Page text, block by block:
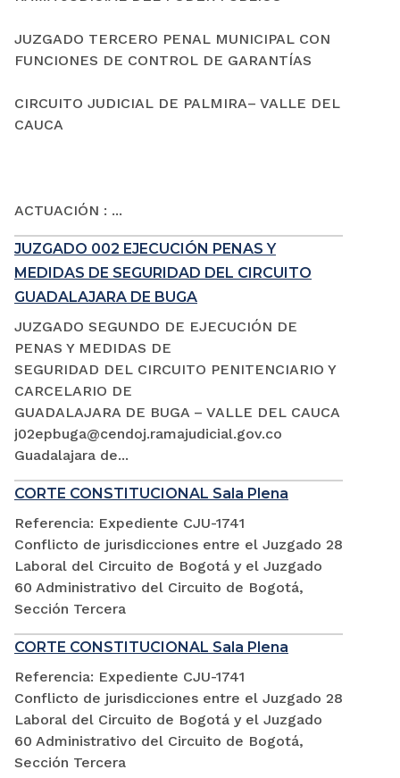
JUZGADO TERCERO PENAL MUNICIPAL CON
FUNCIONES DE CONTROL DE GARANTÍAS
CIRCUITO JUDICIAL DE PALMIRA– VALLE DEL
CAUCA
ACTUACIÓN : ...
JUZGADO 002 EJECUCIÓN PENAS Y
MEDIDAS DE SEGURIDAD DEL CIRCUITO
GUADALAJARA DE BUGA
JUZGADO SEGUNDO DE EJECUCIÓN DE
PENAS Y MEDIDAS DE
SEGURIDAD DEL CIRCUITO PENITENCIARIO Y
CARCELARIO DE
GUADALAJARA DE BUGA – VALLE DEL CAUCA
j02epbuga@cendoj.ramajudicial.gov.co
Guadalajara de...
CORTE CONSTITUCIONAL Sala Plena
Referencia: Expediente CJU-1741
Conflicto de jurisdicciones entre el Juzgado 28
Laboral del Circuito de Bogotá y el Juzgado
60 Administrativo del Circuito de Bogotá,
Sección Tercera
CORTE CONSTITUCIONAL Sala Plena
Referencia: Expediente CJU-1741
Conflicto de jurisdicciones entre el Juzgado 28
Laboral del Circuito de Bogotá y el Juzgado
60 Administrativo del Circuito de Bogotá,
Sección Tercera